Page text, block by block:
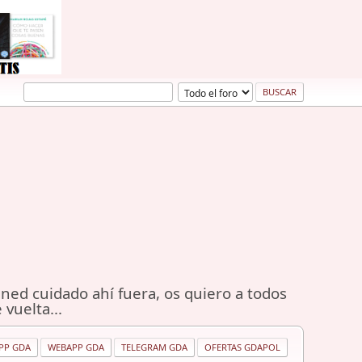
cuidado ahí fuera, os quiero a todos
vuelta...
GDA WEBAPP GDA TELEGRAM GDA OFERTAS GDAPOL